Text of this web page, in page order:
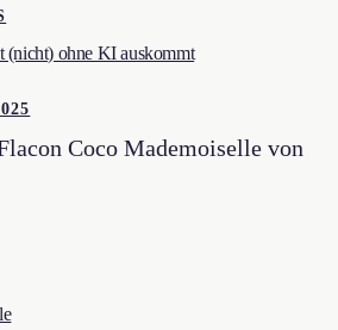
(nicht) ohne KI auskommt